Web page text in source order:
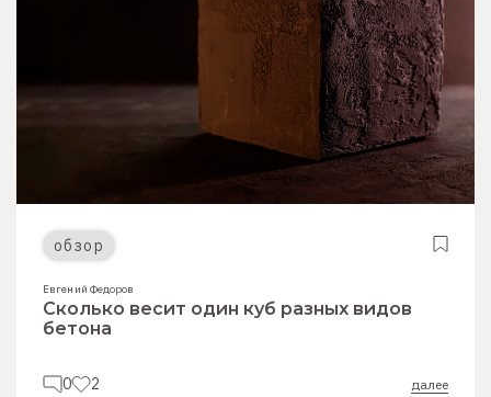
обзор
Евгений Федоров
Сколько весит один куб разных видов
бетона
0 2 далее